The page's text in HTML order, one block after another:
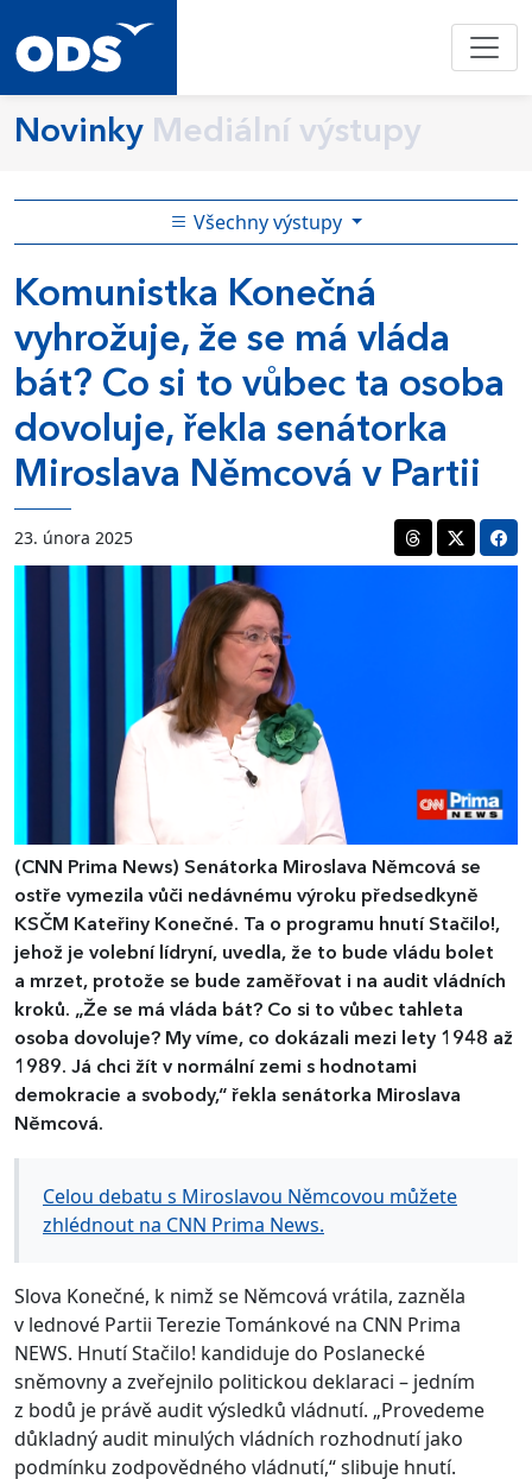
Novinky Mediální výstupy
Všechny výstupy
Komunistka Konečná
vyhrožuje, že se má vláda
bát? Co si to vůbec ta osoba
dovoluje, řekla senátorka
Miroslava Němcová v Partii
23. února 2025
(CNN Prima News) Senátorka Miroslava Němcová se
ostře vymezila vůči nedávnému výroku předsedkyně
KSČM Kateřiny Konečné. Ta o programu hnutí Stačilo!,
jehož je volební lídryní, uvedla, že to bude vládu bolet
a mrzet, protože se bude zaměřovat i na audit vládních
kroků. „Že se má vláda bát? Co si to vůbec tahleta
osoba dovoluje? My víme, co dokázali mezi lety 1948 až
1989. Já chci žít v normální zemi s hodnotami
demokracie a svobody,“ řekla senátorka Miroslava
Němcová.
Celou debatu s Miroslavou Němcovou můžete
zhlédnout na CNN Prima News.
Slova Konečné, k nimž se Němcová vrátila, zazněla
v lednové Partii Terezie Tománkové na CNN Prima
NEWS. Hnutí Stačilo! kandiduje do Poslanecké
sněmovny a zveřejnilo politickou deklaraci – jedním
z bodů je právě audit výsledků vládnutí. „Provedeme
důkladný audit minulých vládních rozhodnutí jako
podmínku zodpovědného vládnutí,“ slibuje hnutí.